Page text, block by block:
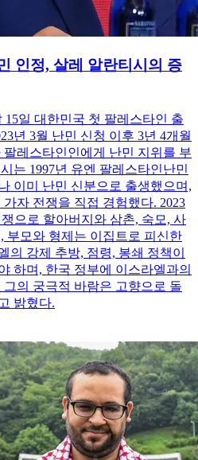
인정, 살레 알란티시의 증
일 대한민국 첫 팔레스타인 출
년 3월 난민 신청 이후 3년 4개월
레스타인인에게 난민 지위를 부
는 1997년 유엔 팔레스타인난민
이미 난민 신분으로 출생했으며,
자 전쟁을 직접 경험했다. 2023
으로 할아버지와 삼촌, 숙모, 사
부모와 형제는 이집트로 피신한
의 강제 추방, 점령, 봉쇄 정책이
하며, 한국 정부에 이스라엘과의
의 궁극적 바람은 고향으로 돌
밝혔다.